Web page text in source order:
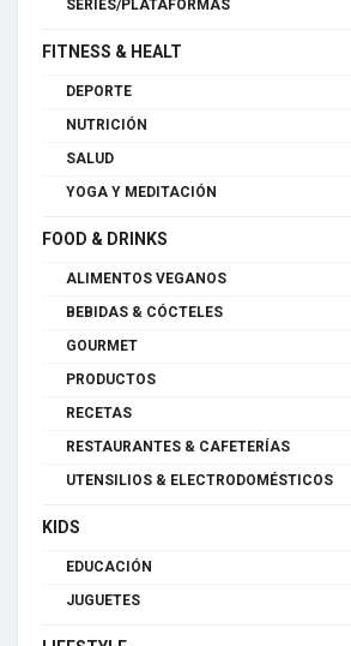
SERIES/PLATAFORMAS
FITNESS & HEALT
DEPORTE
NUTRICIÓN
SALUD
YOGA Y MEDITACIÓN
FOOD & DRINKS
ALIMENTOS VEGANOS
BEBIDAS & CÓCTELES
GOURMET
PRODUCTOS
RECETAS
RESTAURANTES & CAFETERÍAS
UTENSILIOS & ELECTRODOMÉSTICOS
KIDS
EDUCACIÓN
JUGUETES